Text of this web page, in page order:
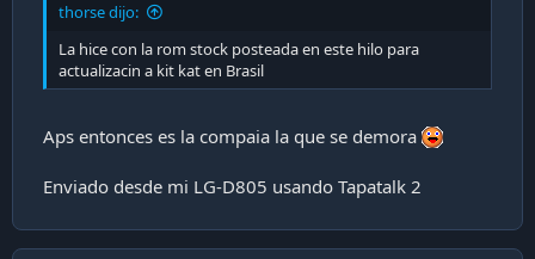
thorse dijo:
La hice con la rom stock posteada en este hilo para
actualizacin a kit kat en Brasil
Aps entonces es la compaia la que se demora
Enviado desde mi LG-D805 usando Tapatalk 2